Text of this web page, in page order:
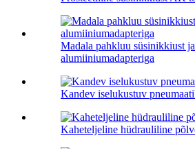
Madala pahkluu süsinikkiust
alumiiniumadapteriga
Kandev iselukustuv
Kaheteljeline hüdrauliline